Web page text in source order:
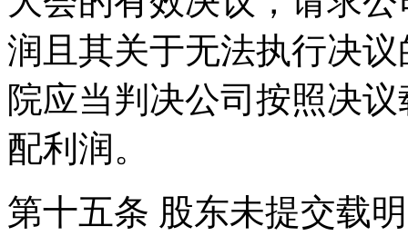
润且其关于无法执行决
院应当判决公司按照决
配利润。
第十五条 股东未提交载